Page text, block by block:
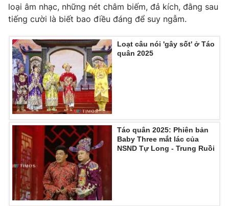
THỜI BÁO VTV
Theo dõi báo trên
Cơ quan chủ quản:Đài Truyền hình Việt Nam
Cơ quan báo chí:Thời báo VTV
Giấy phép hoạt động báo in và báo điện tử số 483/GP-BTTTT
cấp ngày 29/12/2023
Tổng Biên tập:Vũ Thanh Thủy
Phó Tổng Biên tập:Nguyễn Thị Mỹ Hạnh, Phạm Quốc Thắng,
Nguyễn Trọng Ninh
Tổng đài VTV:024.38 355 931 - 024.38 355 932
loại âm nhạc, những nét châm biếm, đả kích, đằng sau
tiếng cười là biết bao điều đáng để suy ngẫm.
Loạt câu nói 'gây sốt' ở Táo
quân 2025
Táo quân 2025: Phiên bản
Baby Three mắt lác của
NSND Tự Long - Trung Ruồi